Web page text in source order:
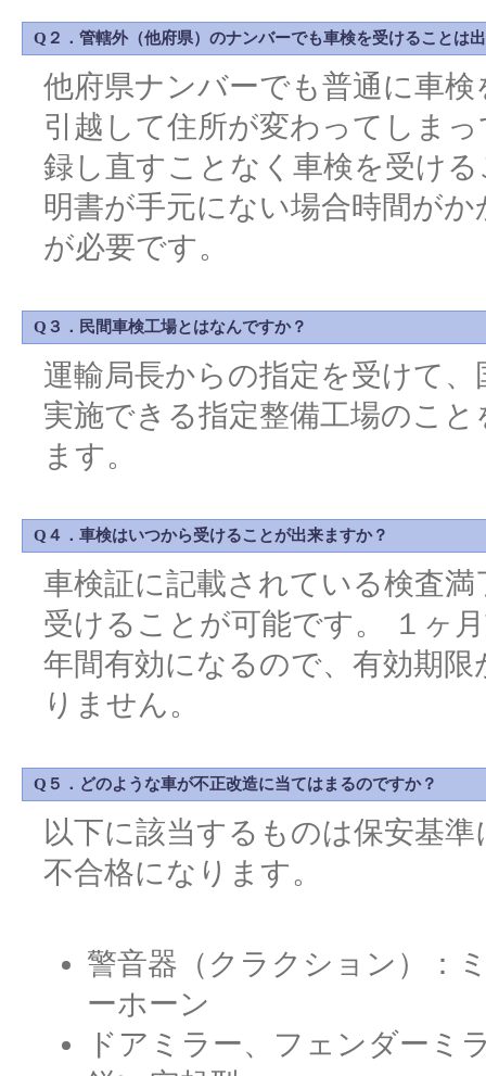
Q２．管轄外（他府県）のナンバーでも車検を受けることは
他府県ナンバーでも普通に車
引越して住所が変わってしま
録し直すことなく車検を受け
明書が手元にない場合時間が
が必要です。
Q３．民間車検工場とはなんですか？
運輸局長からの指定を受けて
実施できる指定整備工場のこ
ます。
Q４．車検はいつから受けることが出来ますか？
車検証に記載されている検査
受けることが可能です。 １ヶ
年間有効になるので、有効期
りません。
Q５．どのような車が不正改造に当てはまるのですか？
以下に該当するものは保安基
不合格になります。
警音器（クラクション）：
ーホーン
ドアミラー、フェンダーミ